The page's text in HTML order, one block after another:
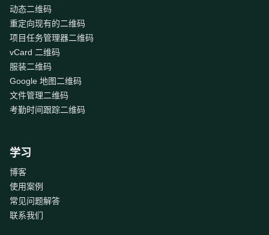
动态二维码
重定向现有的二维码
项目任务管理器二维码
vCard 二维码
服装二维码
Google 地图二维码
文件管理二维码
考勤时间跟踪二维码
学习
博客
使用案例
常见问题解答
联系我们